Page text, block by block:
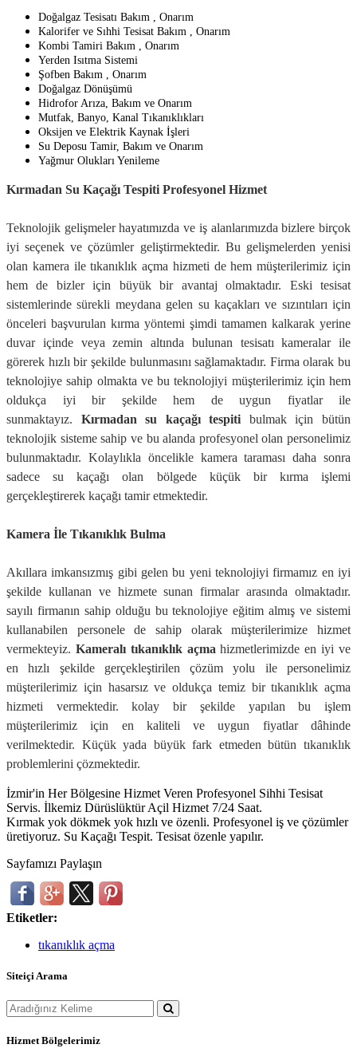
Doğalgaz Tesisatı Bakım , Onarım
Kalorifer ve Sıhhi Tesisat Bakım , Onarım
Kombi Tamiri Bakım , Onarım
Yerden Isıtma Sistemi
Şofben Bakım , Onarım
Doğalgaz Dönüşümü
Hidrofor Arıza, Bakım ve Onarım
Mutfak, Banyo, Kanal Tıkanıklıkları
Oksijen ve Elektrik Kaynak İşleri
Su Deposu Tamir, Bakım ve Onarım
Yağmur Olukları Yenileme
Kırmadan Su Kaçağı Tespiti Profesyonel Hizmet
Teknolojik gelişmeler hayatımızda ve iş alanlarımızda bizlere birçok
iyi seçenek ve çözümler geliştirmektedir. Bu gelişmelerden yenisi
olan kamera ile tıkanıklık açma hizmeti de hem müşterilerimiz için
hem de bizler için büyük bir avantaj olmaktadır. Eski tesisat
sistemlerinde sürekli meydana gelen su kaçakları ve sızıntıları için
önceleri başvurulan kırma yöntemi şimdi tamamen kalkarak yerine
duvar içinde veya zemin altında bulunan tesisatı kameralar ile
görerek hızlı bir şekilde bulunmasını sağlamaktadır. Firma olarak bu
teknolojiye sahip olmakta ve bu teknolojiyi müşterilerimiz için hem
oldukça iyi bir şekilde hem de uygun fiyatlar ile
sunmaktayız. Kırmadan su kaçağı tespiti bulmak için bütün
teknolojik sisteme sahip ve bu alanda profesyonel olan personelimiz
bulunmaktadır. Kolaylıkla öncelikle kamera taraması daha sonra
sadece su kaçağı olan bölgede küçük bir kırma işlemi
gerçekleştirerek kaçağı tamir etmektedir.
Kamera İle Tıkanıklık Bulma
Akıllara imkansızmış gibi gelen bu yeni teknolojiyi firmamız en iyi
şekilde kullanan ve hizmete sunan firmalar arasında olmaktadır.
sayılı firmanın sahip olduğu bu teknolojiye eğitim almış ve sistemi
kullanabilen personele de sahip olarak müşterilerimize hizmet
vermekteyiz. Kameralı tıkanıklık açma hizmetlerimizde en iyi ve
en hızlı şekilde gerçekleştirilen çözüm yolu ile personelimiz
müşterilerimiz için hasarsız ve oldukça temiz bir tıkanıklık açma
hizmeti vermektedir. kolay bir şekilde yapılan bu işlem
müşterilerimiz için en kaliteli ve uygun fiyatlar dâhinde
verilmektedir. Küçük yada büyük fark etmeden bütün tıkanıklık
problemlerini çözmektedir.
İzmir'in Her Bölgesine Hizmet Veren Profesyonel Sihhi Tesisat
Servis. İlkemiz Dürüslüktür Açil Hizmet 7/24 Saat.
Kırmak yok dökmek yok hızlı ve özenli. Profesyonel iş ve çözümler
üretiyoruz. Su Kaçağı Tespit. Tesisat özenle yapılır.
Sayfamızı Paylaşın
Etiketler:
tıkanıklık açma
Siteiçi Arama
Hizmet Bölgelerimiz